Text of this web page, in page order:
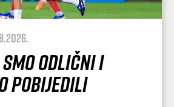
odlični i
pobijedili